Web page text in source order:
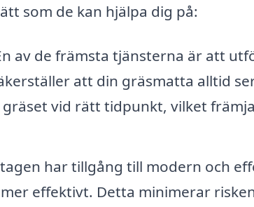
som de kan hjälpa dig på:
av de främsta tjänsterna är att
att din gräsmatta alltid
vid rätt tidpunkt, vilket
har tillgång till modern och
effektivt. Detta minimerar